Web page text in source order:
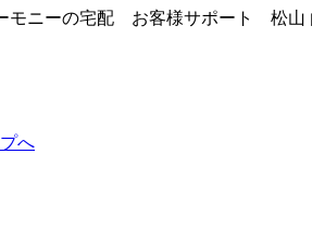
モニーの宅配 お客様サポート 松山
へ